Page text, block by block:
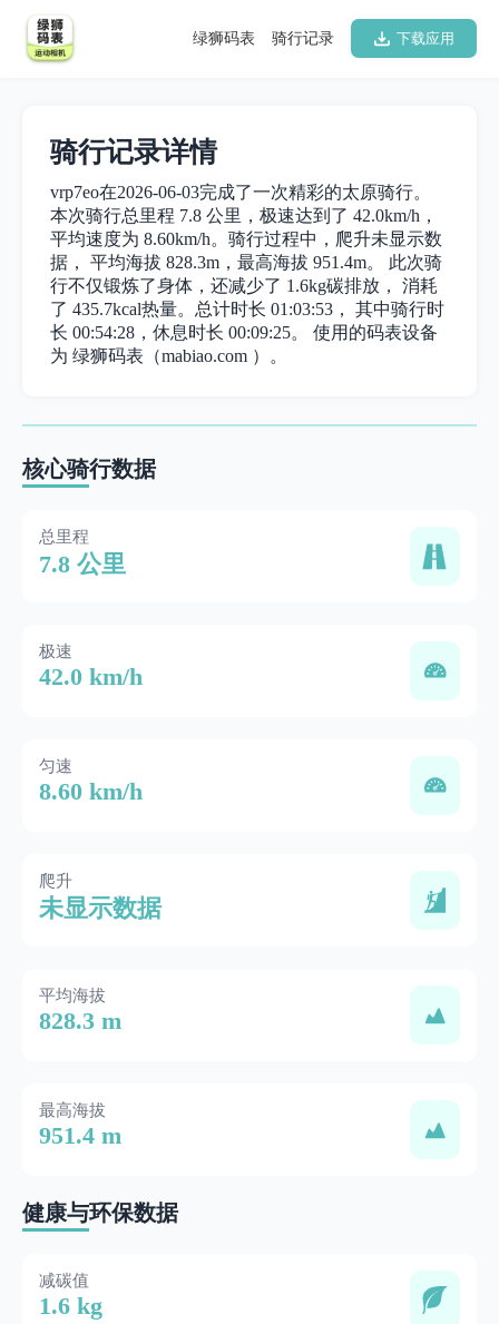
下载应用
骑行记录
绿狮码表
骑行记录详情
vrp7eo在2026-06-03完成了一次精彩的太原骑行。
本次骑行总里程 7.8 公里，极速达到了 42.0km/h，
平均速度为 8.60km/h。骑行过程中，爬升未显示数
据， 平均海拔 828.3m，最高海拔 951.4m。 此次骑
行不仅锻炼了身体，还减少了 1.6kg碳排放， 消耗
了 435.7kcal热量。总计时长 01:03:53， 其中骑行时
长 00:54:28，休息时长 00:09:25。 使用的码表设备
为 绿狮码表（mabiao.com ）。
核心骑行数据
总里程
7.8 公里
极速
42.0 km/h
匀速
8.60 km/h
爬升
未显示数据
平均海拔
828.3 m
最高海拔
951.4 m
健康与环保数据
减碳值
1.6 kg